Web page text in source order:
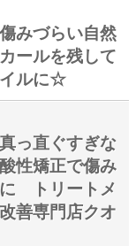
みづらい自然
ールを残して
イルに☆
っ直ぐすぎな
性矯正で傷み
トリートメ
善専門店クオ